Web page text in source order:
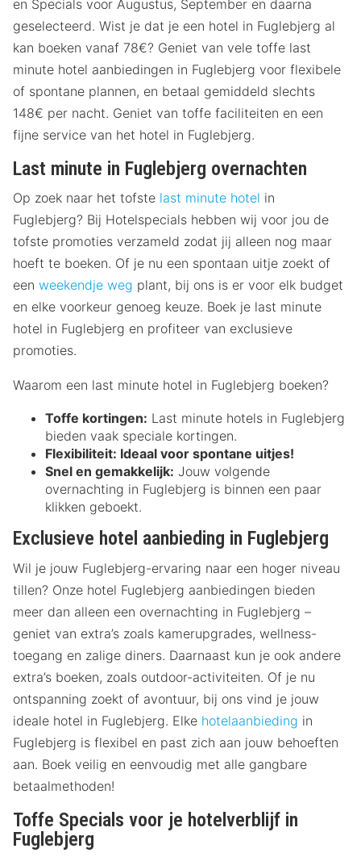
en Specials voor Augustus, September en daarna
geselecteerd. Wist je dat je een hotel in Fuglebjerg al
kan boeken vanaf 78€? Geniet van vele toffe last
minute hotel aanbiedingen in Fuglebjerg voor flexibele
of spontane plannen, en betaal gemiddeld slechts
148€ per nacht. Geniet van toffe faciliteiten en een
fijne service van het hotel in Fuglebjerg.
Last minute in Fuglebjerg overnachten
Op zoek naar het tofste last minute hotel in
Fuglebjerg? Bij Hotelspecials hebben wij voor jou de
tofste promoties verzameld zodat jij alleen nog maar
hoeft te boeken. Of je nu een spontaan uitje zoekt of
een weekendje weg plant, bij ons is er voor elk budget
en elke voorkeur genoeg keuze. Boek je last minute
hotel in Fuglebjerg en profiteer van exclusieve
promoties.
Waarom een last minute hotel in Fuglebjerg boeken?
Toffe kortingen: Last minute hotels in Fuglebjerg
bieden vaak speciale kortingen.
Flexibiliteit: Ideaal voor spontane uitjes!
Snel en gemakkelijk: Jouw volgende
overnachting in Fuglebjerg is binnen een paar
klikken geboekt.
Exclusieve hotel aanbieding in Fuglebjerg
Wil je jouw Fuglebjerg-ervaring naar een hoger niveau
tillen? Onze hotel Fuglebjerg aanbiedingen bieden
meer dan alleen een overnachting in Fuglebjerg –
geniet van extra’s zoals kamerupgrades, wellness-
toegang en zalige diners. Daarnaast kun je ook andere
extra’s boeken, zoals outdoor-activiteiten. Of je nu
ontspanning zoekt of avontuur, bij ons vind je jouw
ideale hotel in Fuglebjerg. Elke hotelaanbieding in
Fuglebjerg is flexibel en past zich aan jouw behoeften
aan. Boek veilig en eenvoudig met alle gangbare
betaalmethoden!
Toffe Specials voor je hotelverblijf in
Fuglebjerg